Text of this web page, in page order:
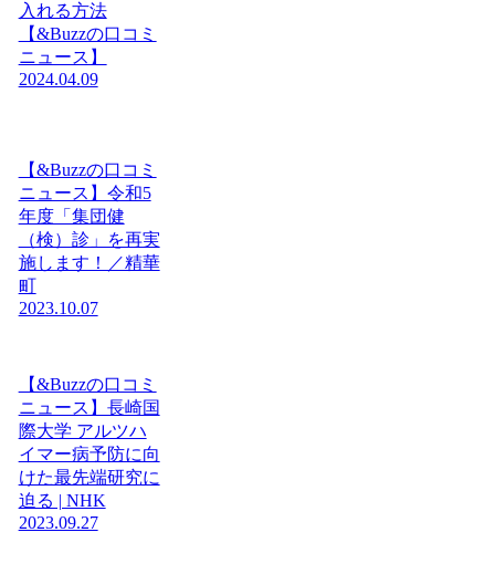
入れる方法
【&Buzzの口コミ
ニュース】
2024.04.09
【&Buzzの口コミ
ニュース】令和5
年度「集団健
（検）診」を再実
施します！／精華
町
2023.10.07
【&Buzzの口コミ
ニュース】長崎国
際大学 アルツハ
イマー病予防に向
けた最先端研究に
迫る | NHK
2023.09.27